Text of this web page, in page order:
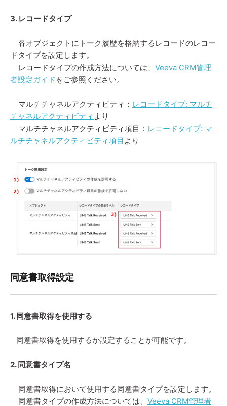
3. レコードタイプ
各オブジェクトにトーク履歴を格納するレコードのレコー
ドタイプを設定します。
レコードタイプの作成方法については、 Veeva CRM管理
者設定ガイド をご参照ください。
マルチチャネルアクティビティ： レコードタイプ: マルチ
チャネルアクティビティ より
マルチチャネルアクティビティ項目： レコードタイプ: マ
ルチチャネルアクティビティ項目 より
同意書取得設定
1. 同意書取得を使用する
同意書取得を使用するか設定することが可能です。
2. 同意書タイプ名
同意書取得において使用する同意書タイプを設定します。
同意書タイプの作成方法については、 Veeva CRM管理者